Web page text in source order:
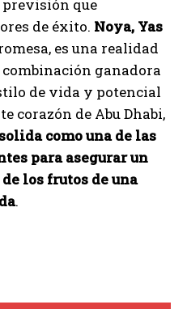
que
de éxito. Noya, Yas
es una realidad
ganadora
de vida y potencial
corazón de Abu Dhabi,
como una de las
para asegurar un
los frutos de una
.